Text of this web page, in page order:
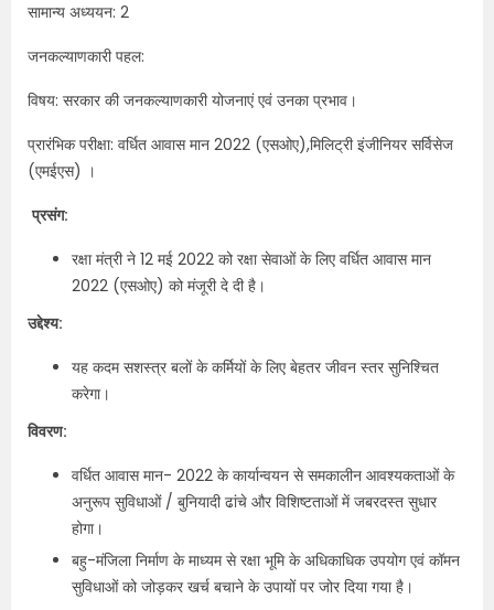
सामान्य अध्ययन: 2
जनकल्याणकारी पहल:
विषय: सरकार की जनकल्याणकारी योजनाएं एवं उनका प्रभाव।
प्रारंभिक परीक्षा: वर्धित आवास मान 2022 (एसओए),मिलिट्री इंजीनियर सर्विसेज
(एमईएस) ।
प्रसंग:
रक्षा मंत्री ने 12 मई 2022 को रक्षा सेवाओं के लिए वर्धित आवास मान
2022 (एसओए) को मंजूरी दे दी है।
उद्देश्य:
यह कदम सशस्त्र बलों के कर्मियों के लिए बेहतर जीवन स्तर सुनिश्चित
करेगा।
विवरण:
वर्धित आवास मान- 2022 के कार्यान्वयन से समकालीन आवश्यकताओं के
अनुरूप सुविधाओं / बुनियादी ढांचे और विशिष्टताओं में जबरदस्त सुधार
होगा।
बहु-मंजिला निर्माण के माध्यम से रक्षा भूमि के अधिकाधिक उपयोग एवं कॉमन
सुविधाओं को जोड़कर खर्च बचाने के उपायों पर जोर दिया गया है।